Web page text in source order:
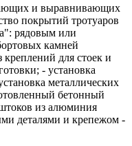
и выравнивающих
покрытий тротуаров
рядовым или
камней
для стоек и
- установка
металлических
бетонный
из алюминия
деталями и крепежом -